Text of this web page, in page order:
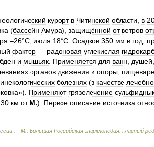
курорт в Читинской области в 20
(бассейн Амура), защищённой от ветров
–26°С июля 18°С Осадков 350 мм в год
фактор — радоновая углекислая
и мышьяк Применяется для ванн душей
органов движения и опоры
болезнях (в качестве лечебно
»). Применяют грязелечение
30 км от М.). Первое описание источника
". - М : Большая Российская энциклопедия Главный